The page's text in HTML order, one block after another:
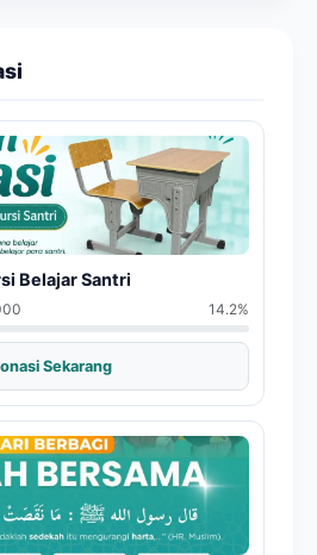
Belajar Santri
14.2%
Sekarang